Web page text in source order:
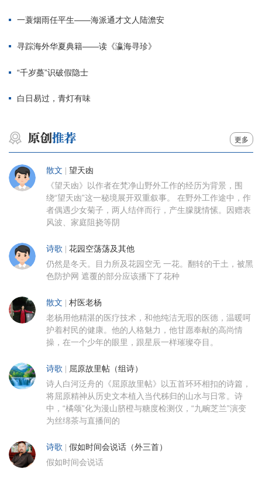
一蓑烟雨任平生——海派通才文人陆澹安
寻踪海外华夏典籍——读《瀛海寻珍》
“千岁蘽”识破假隐士
白日易过，青灯有味
更多
散文 | 望天凼
《望天凼》以作者在梵净山野外工作的经历为背景，围
绕“望天凼”这一秘境展开双重叙事。 在野外工作途中，作
者偶遇少女菊子，两人结伴而行，产生朦胧情愫。因赠表
风波、家庭阻挠等阴
诗歌 | 花园空荡荡及其他
仍然是冬天。目力所及花园空无 一花。翻转的干土，被黑
色防护网 遮覆的部分应该播下了花种
散文 | 村医老杨
老杨用他精湛的医疗技术，和他纯洁无瑕的医德，温暖呵
护着村民的健康。他的人格魅力，他甘愿奉献的高尚情
操，在一个少年的眼里，跟星辰一样璀璨夺目。
诗歌 | 屈原故里帖（组诗）
诗人白河泛舟的《屈原故里帖》以五首环环相扣的诗篇，
将屈原精神从历史文本植入当代秭归的山水与日常。诗
中，“橘颂”化为漫山脐橙与糖度检测仪，“九畹芝兰”演变
为丝绵茶与直播间的
诗歌 | 假如时间会说话（外三首）
假如时间会说话